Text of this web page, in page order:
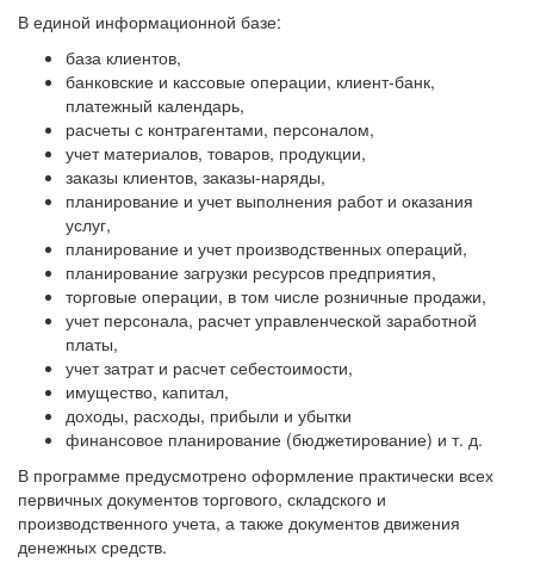
В единой информационной базе:
база клиентов,
банковские и кассовые операции, клиент-банк,
платежный календарь,
расчеты с контрагентами, персоналом,
учет материалов, товаров, продукции,
заказы клиентов, заказы-наряды,
планирование и учет выполнения работ и оказания
услуг,
планирование и учет производственных операций,
планирование загрузки ресурсов предприятия,
торговые операции, в том числе розничные продажи,
учет персонала, расчет управленческой заработной
платы,
учет затрат и расчет себестоимости,
имущество, капитал,
доходы, расходы, прибыли и убытки
финансовое планирование (бюджетирование) и т. д.
В программе предусмотрено оформление практически всех
первичных документов торгового, складского и
производственного учета, а также документов движения
денежных средств.